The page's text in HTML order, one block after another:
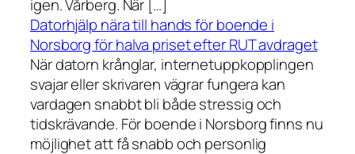
igen. Vårberg. När […]
Datorhjälp nära till hands för boende i
Norsborg för halva priset efter RUT avdraget
När datorn krånglar, internetuppkopplingen
svajar eller skrivaren vägrar fungera kan
vardagen snabbt bli både stressig och
tidskrävande. För boende i Norsborg finns nu
möjlighet att få snabb och personlig